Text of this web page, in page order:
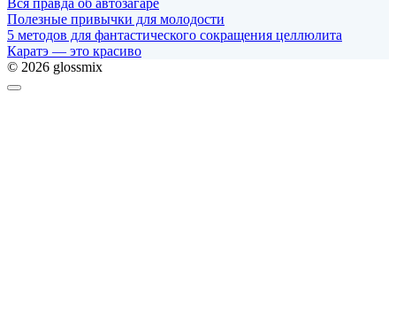
Полезные привычки для молодости
5 методов для фантастического сокращения целлюлита
Каратэ — это красиво
© 2026 glossmix